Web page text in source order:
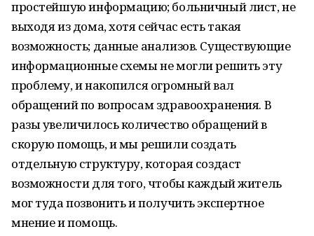
простейшую информацию; больничный лист, не
выходя из дома, хотя сейчас есть такая
возможность; данные анализов. Существующие
информационные схемы не могли решить эту
проблему, и накопился огромный вал
обращений по вопросам здравоохранения. В
разы увеличилось количество обращений в
скорую помощь, и мы решили создать
отдельную структуру, которая создаст
возможности для того, чтобы каждый житель
мог туда позвонить и получить экспертное
мнение и помощь.